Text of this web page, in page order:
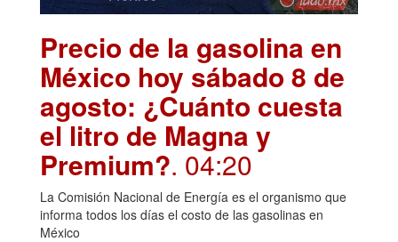
Precio de la gasolina en
México hoy sábado 8 de
agosto: ¿Cuánto cuesta
el litro de Magna y
Premium?. 04:20
La Comisión Nacional de Energía es el organismo que
informa todos los días el costo de las gasolinas en
México